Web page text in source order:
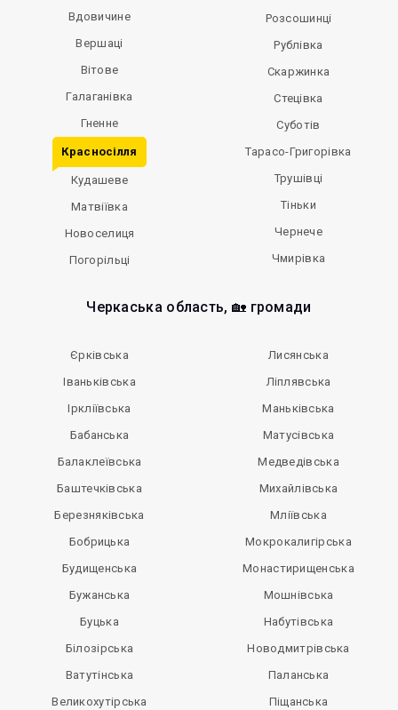
Вдовичине
Вершаці
Вітове
Галаганівка
Гненне
Красносілля
Кудашеве
Матвіївка
Новоселиця
Погорільці
Розсошинці
Рублівка
Скаржинка
Стецівка
Суботів
Тарасо-Григорівка
Трушівці
Тіньки
Чернече
Чмирівка
Черкаська область, 🏡 громади
Єрківська
Іваньківська
Іркліївська
Бабанська
Балаклеївська
Баштечківська
Березняківська
Бобрицька
Будищенська
Бужанська
Буцька
Білозірська
Ватутінська
Великохутірська
Лисянська
Ліплявська
Маньківська
Матусівська
Медведівська
Михайлівська
Мліївська
Мокрокалигірська
Монастирищенська
Мошнівська
Набутівська
Новодмитрівська
Паланська
Піщанська